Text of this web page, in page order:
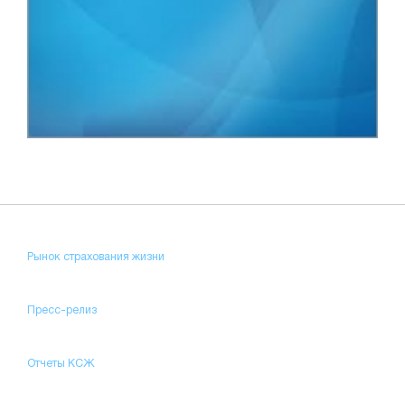
Рынок страхования жизни
Пресс-релиз
Отчеты КСЖ